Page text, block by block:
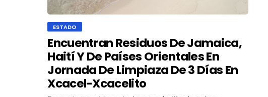
ESTADO
Encuentran Residuos De Jamaica,
Haití Y De Países Orientales En
Jornada De Limpiaza De 3 Días En
Xcacel-Xcacelito